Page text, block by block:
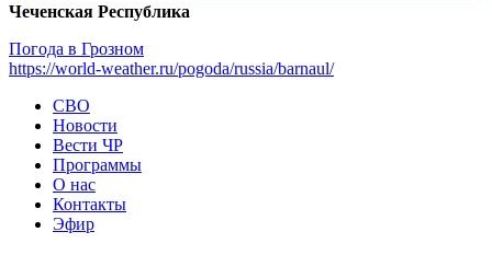
Чеченская Республика
Погода в Грозном
https://world-weather.ru/pogoda/russia/barnaul/
СВО
Новости
Вести ЧР
Программы
О нас
Контакты
Эфир